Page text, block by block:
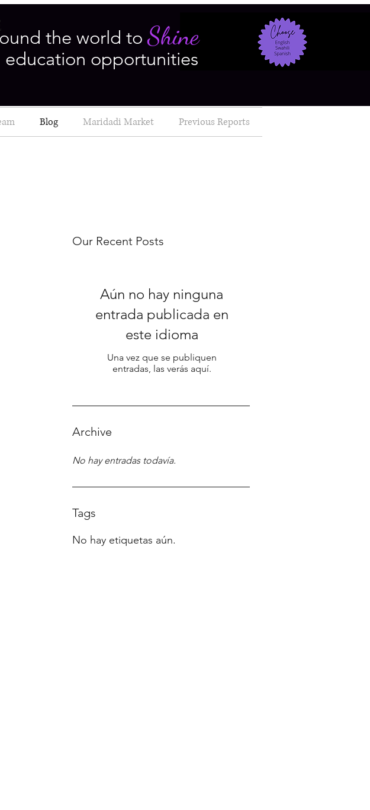
the world toShine
opportunities
Blog Maridadi Market Previous Reports
Our Recent Posts
Aún no hay ninguna
entrada publicada en
este idioma
Una vez que se publiquen
entradas, las verás aquí.
Archive
No hay entradas todavía.
Tags
No hay etiquetas aún.